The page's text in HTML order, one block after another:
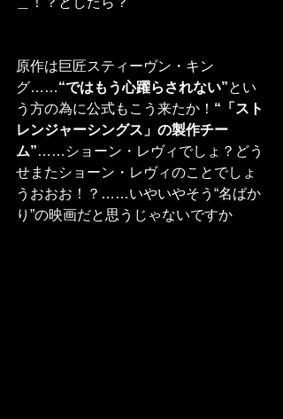
原作は巨匠スティーヴン・キン
グ……“ではもう心躍らされない”とい
う方の為に公式もこう来たか！ “「スト
レンジャーシングス」の製作チー
ム”……ショーン・レヴィでしょ？どう
せまたショーン・レヴィのことでしょ
うおおお！？……いやいやそう“名ばか
り”の映画だと思うじゃないですか